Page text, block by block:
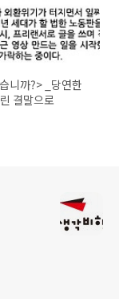
니까?> _당연한
결말으로